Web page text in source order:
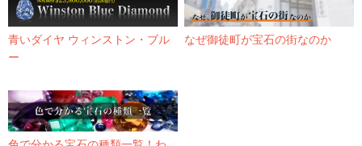
青いダイヤ ウィンストン・ブル
ー
なぜ御徒町が宝石の街なのか